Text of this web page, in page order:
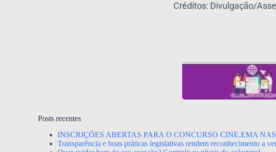
Créditos: Divulgação/
Posts recentes
INSCRIÇÕES ABERTAS PARA O CONCURSO CINE.EMA
Transparência e boas práticas legislativas rendem reconhecimento a